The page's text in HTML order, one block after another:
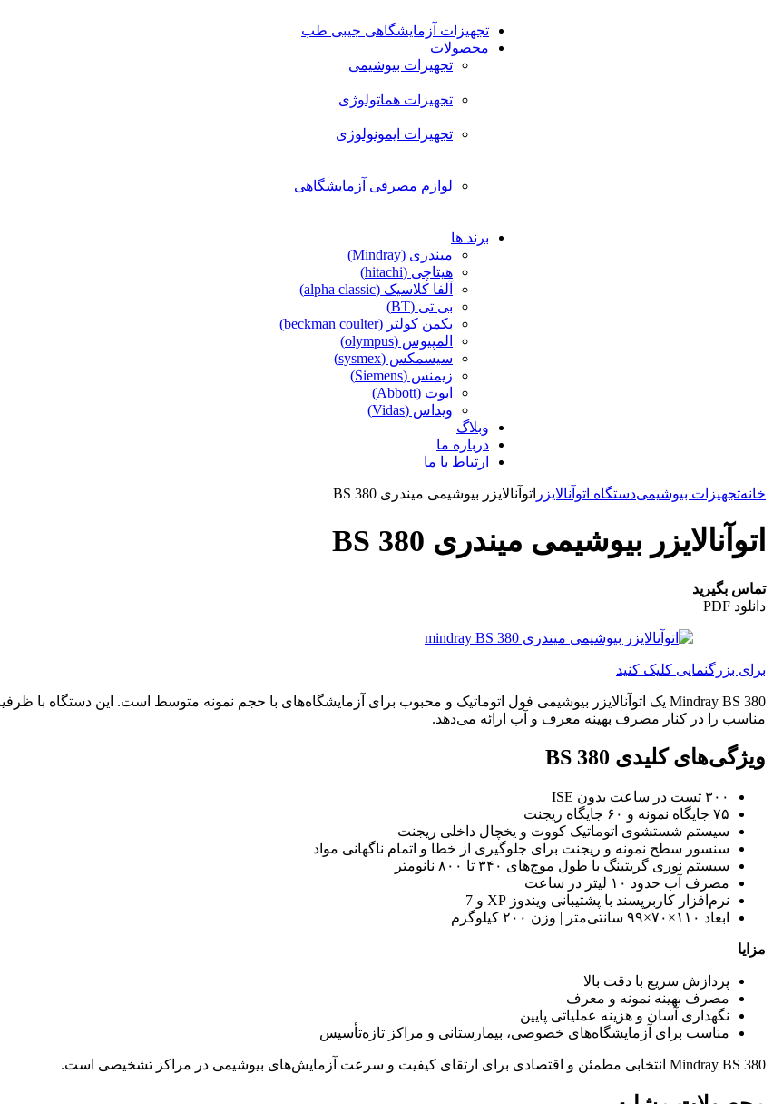
تجهیزات آزمایشگاهی جیبی طب
محصولات
تجهیزات بیوشیمی
تجهیزات هماتولوژی
تجهیزات ایمونولوژی
لوازم مصرفی آزمایشگاهی
برند ها
میندری (Mindray)
هیتاچی (hitachi)
آلفا کلاسیک (alpha classic)
بی تی (BT)
بکمن کولتر (beckman coulter)
المپیوس (olympus)
سیسمکس (sysmex)
زیمنس (Siemens)
ابوت (Abbott)
ویداس (Vidas)
وبلاگ
درباره‌ ما
ارتباط با ما
خانهتجهیزات بیوشیمیدستگاه اتوآنالایزر اتوآنالایزر بیوشیمی میندری BS 380
اتوآنالایزر بیوشیمی میندری BS 380
تماس بگیرید
دانلود PDF
برای بزرگنمایی کلیک کنید
مناسب را در کنار مصرف بهینه معرف و آب ارائه می‌دهد.
ویژگی‌های کلیدی BS 380
۳۰۰ تست در ساعت بدون ISE
۷۵ جایگاه نمونه و ۶۰ جایگاه ریجنت
سیستم شستشوی اتوماتیک کووت و یخچال داخلی ریجنت
سنسور سطح نمونه و ریجنت برای جلوگیری از خطا و اتمام ناگهانی مواد
سیستم نوری گریتینگ با طول موج‌های ۳۴۰ تا ۸۰۰ نانومتر
مصرف آب حدود ۱۰ لیتر در ساعت
نرم‌افزار کاربرپسند با پشتیبانی ویندوز XP و 7
ابعاد ۱۱۰×۷۰×۹۹ سانتی‌متر | وزن ۲۰۰ کیلوگرم
مزایا
پردازش سریع با دقت بالا
مصرف بهینه نمونه و معرف
نگهداری آسان و هزینه عملیاتی پایین
مناسب برای آزمایشگاه‌های خصوصی، بیمارستانی و مراکز تازه‌تأسیس
Mindray BS 380 انتخابی مطمئن و اقتصادی برای ارتقای کیفیت و سرعت آزمایش‌های بیوشیمی در مراکز تشخیصی است.